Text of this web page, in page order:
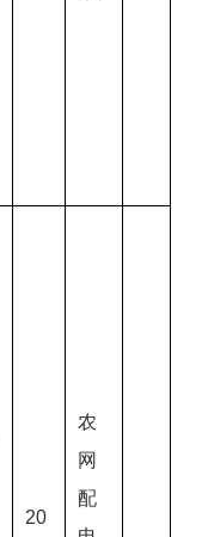
20
农
网
配